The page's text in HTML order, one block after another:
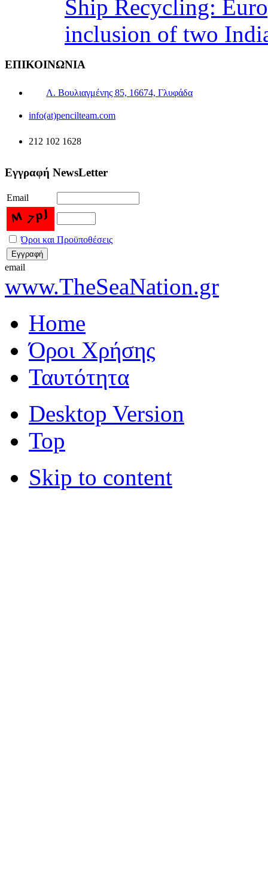
Ship Recycling:
inclusion of two
ΕΠΙΚΟΙΝΩΝΙΑ
Λ. Βουλιαγμένης 85, 16674, Γλυφάδα
info(at)pencilteam.com
212 102 1628
Εγγραφή NewsLetter
Email
Όροι και Προϋποθέσεις
email
www.TheSeaNation.gr
Home
Όροι Χρήσης
Ταυτότητα
Desktop Version
Top
Skip to content